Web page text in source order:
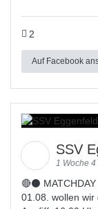
2
Auf Facebook
SSV
1 Woche 4
🔴⚫
01.08. wollen